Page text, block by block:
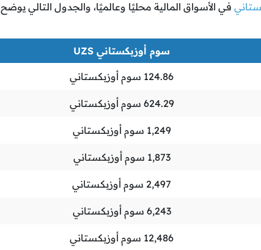
في الأسواق المالية محليًا وعالميًا، والجدول التالي يوضح
سوم أوزبكستاني UZS
124.86 سوم أوزبكستاني
624.29 سوم أوزبكستاني
1,249 سوم أوزبكستاني
1,873 سوم أوزبكستاني
2,497 سوم أوزبكستاني
6,243 سوم أوزبكستاني
12,486 سوم أوزبكستاني